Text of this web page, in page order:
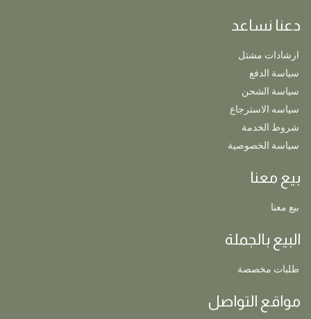
دعنا نساعد
ارشادات مشتل
سياسة الدفع
سياسة الشحن
سياسه الاسترجاع
شروط الخدمة
سياسة الخصوصية
بيع معنا
بيع معنا
البيع بالجملة
طلبات مخصصة
مواقع التواصل